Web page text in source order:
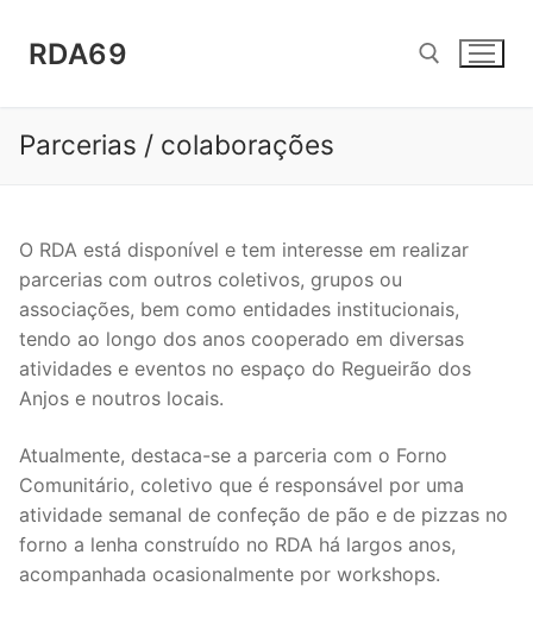
paraRDA69
Pesquisar por:
Parcerias / colaborações
O RDA está disponível e tem interesse em realizar
parcerias com outros coletivos, grupos ou
associações, bem como entidades institucionais,
tendo ao longo dos anos cooperado em diversas
atividades e eventos no espaço do Regueirão dos
Anjos e noutros locais.
Atualmente, destaca-se a parceria com o Forno
Comunitário, coletivo que é responsável por uma
atividade semanal de confeção de pão e de pizzas no
forno a lenha construído no RDA há largos anos,
acompanhada ocasionalmente por workshops.